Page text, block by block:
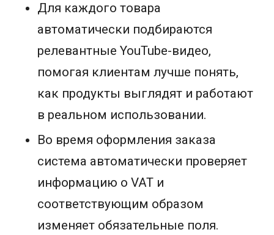
Для каждого товара
автоматически подбираются
релевантные YouTube-видео,
помогая клиентам лучше понять,
как продукты выглядят и работают
в реальном использовании.
Во время оформления заказа
система автоматически проверяет
информацию о VAT и
соответствующим образом
изменяет обязательные поля.